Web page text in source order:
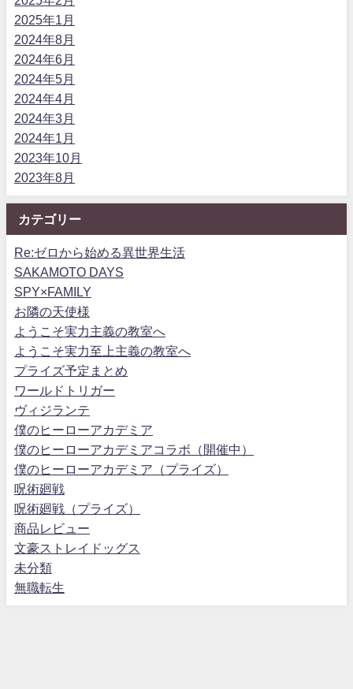
2025年1月
2024年8月
2024年6月
2024年5月
2024年4月
2024年3月
2024年1月
2023年10月
2023年8月
カテゴリー
Re:ゼロから始める異世界生活
SAKAMOTO DAYS
SPY×FAMILY
お隣の天使様
ようこそ実力主義の教室へ
ようこそ実力至上主義の教室へ
プライズ予定まとめ
ワールドトリガー
ヴィジランテ
僕のヒーローアカデミア
僕のヒーローアカデミアコラボ（開催中）
僕のヒーローアカデミア（プライズ）
呪術廻戦
呪術廻戦（プライズ）
商品レビュー
文豪ストレイドッグス
未分類
無職転生